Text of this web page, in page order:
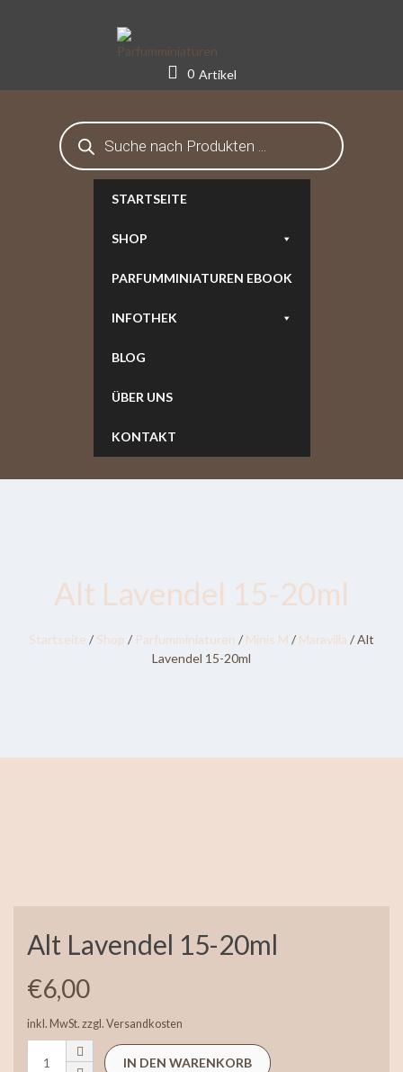
0 Artikel
STARTSEITE
SHOP
PARFUMMINIATUREN EBOOK
INFOTHEK
BLOG
ÜBER UNS
KONTAKT
Products
search
Alt Lavendel 15-20ml
Startseite / Shop / Parfumminiaturen / Minis M / Maravilla / Alt
Lavendel 15-20ml
Alt Lavendel 15-20ml
€6,00
inkl. MwSt. zzgl. Versandkosten
IN DEN WARENKORB